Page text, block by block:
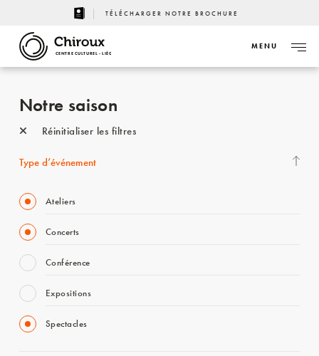
TÉLÉCHARGER NOTRE BROCHURE
CENTRE CULTUREL - LIÈGE
MENU
Notre saison
Réinitialiser les filtres
Type d’événement
Ateliers
Concerts
Conférence
Expositions
Spectacles